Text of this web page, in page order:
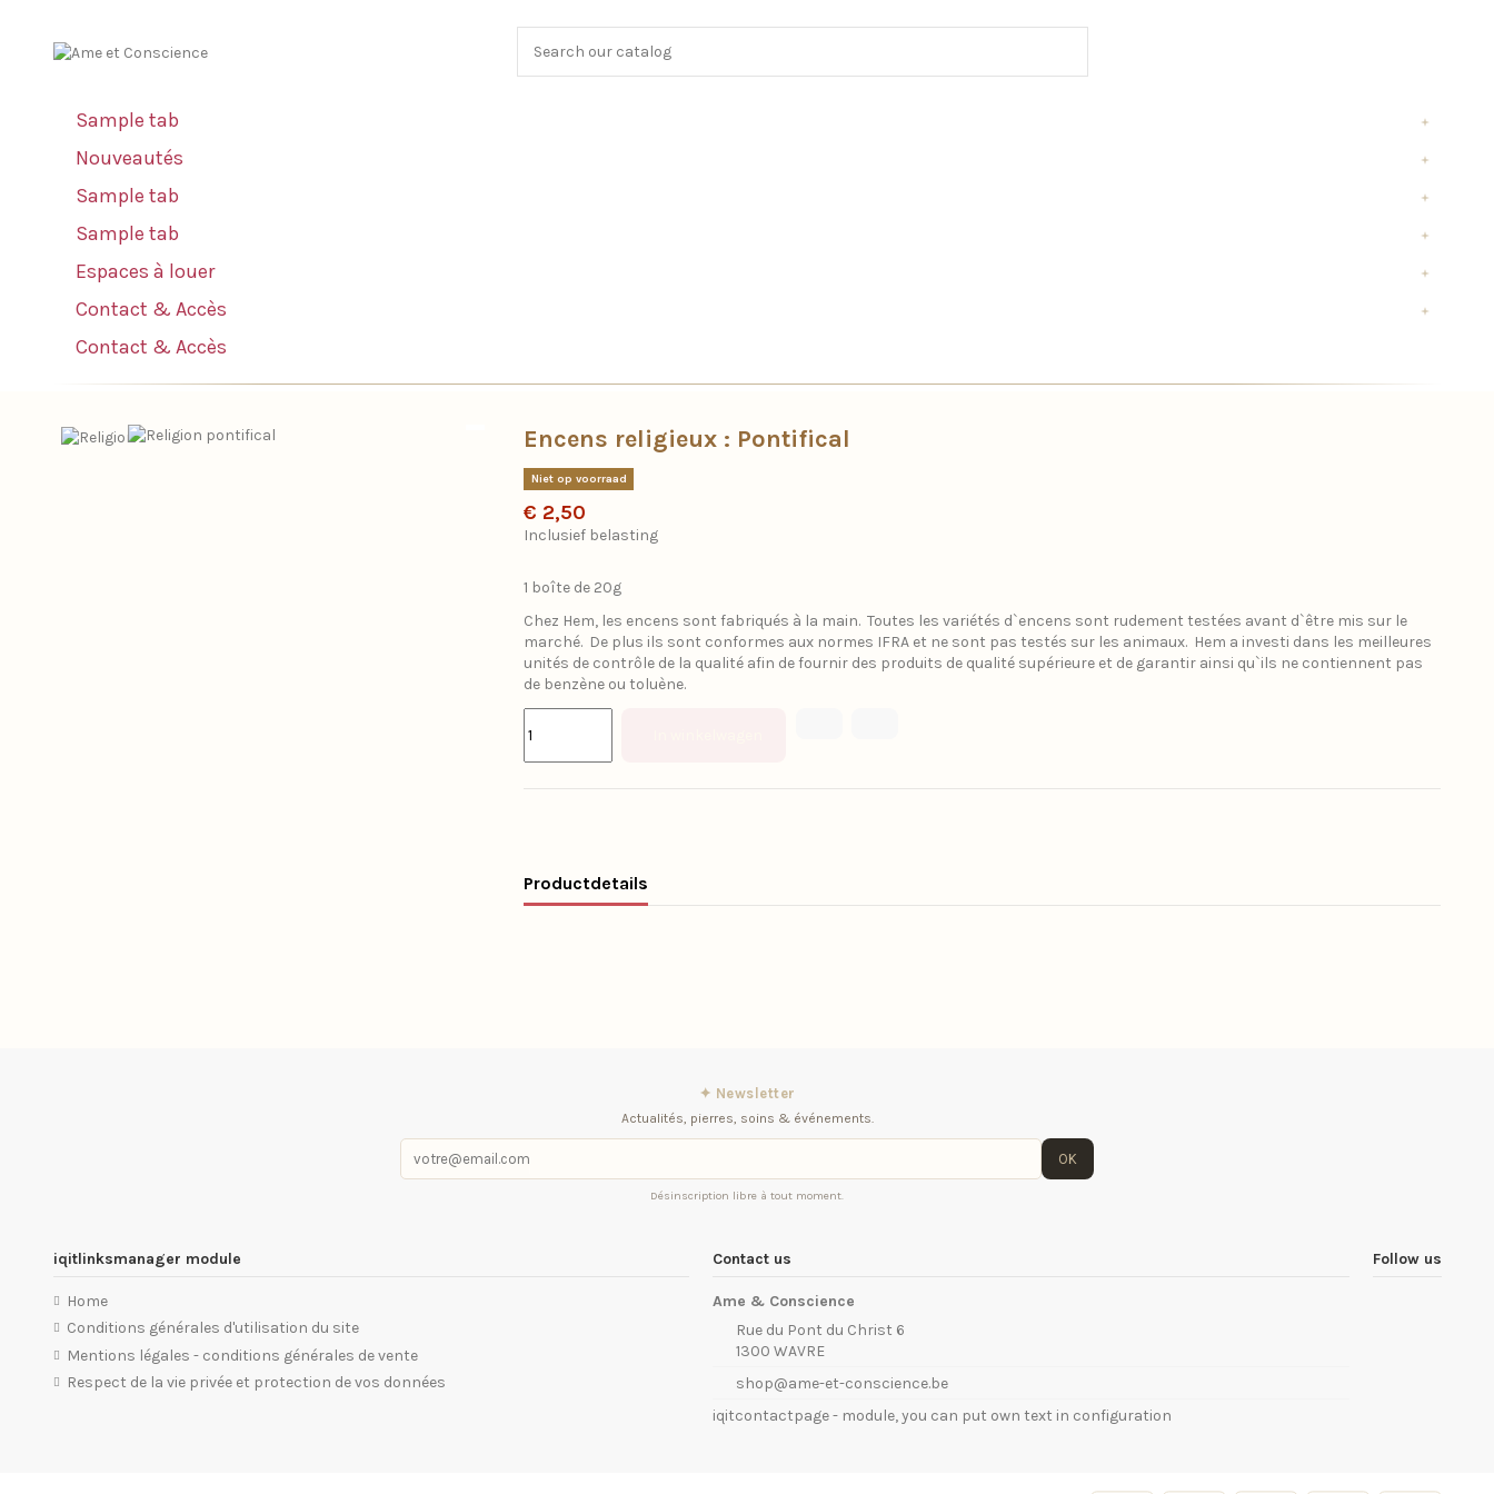
Sample tab
Nouveautés
Sample tab
Sample tab
Espaces à louer
Contact & Accès
Contact & Accès
Encens religieux : Pontifical
Niet op voorraad
€ 2,50
Inclusief belasting
1 boîte de 20g
Chez Hem, les encens sont fabriqués à la main. Toutes les variétés d`encens sont rudement testées avant d`être mis sur le
marché. De plus ils sont conformes aux normes IFRA et ne sont pas testés sur les animaux. Hem a investi dans les meilleures
unités de contrôle de la qualité afin de fournir des produits de qualité supérieure et de garantir ainsi qu`ils ne contiennent pas
de benzène ou toluène.
Productdetails
✦ Newsletter
Actualités, pierres, soins & événements.
OK
Désinscription libre à tout moment.
iqitlinksmanager module
Home
Conditions générales d'utilisation du site
Mentions légales - conditions générales de vente
Respect de la vie privée et protection de vos données
Contact us
Ame & Conscience
Rue du Pont du Christ 6
1300 WAVRE
shop@ame-et-conscience.be
iqitcontactpage - module, you can put own text in configuration
Follow us